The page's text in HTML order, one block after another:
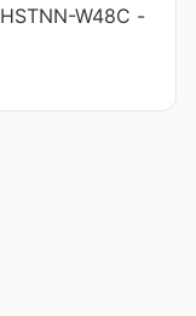
HSTNN-W48C -